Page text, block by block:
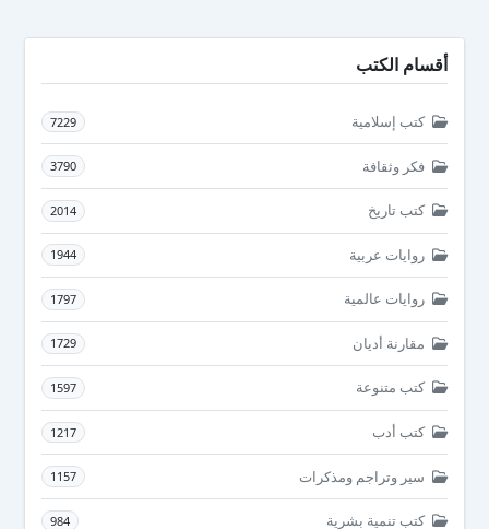
أقسام الكتب
كتب إسلامية 7229
فكر وثقافة 3790
كتب تاريخ 2014
روايات عربية 1944
روايات عالمية 1797
مقارنة أديان 1729
كتب متنوعة 1597
كتب أدب 1217
سير وتراجم ومذكرات 1157
كتب تنمية بشرية 984